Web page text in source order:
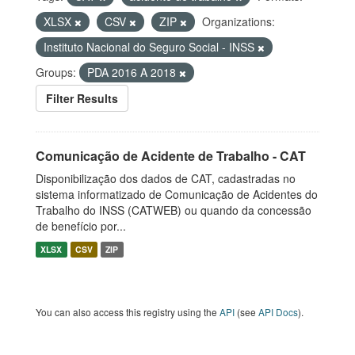
XLSX
CSV ZIP
Organizations:
Instituto Nacional do Seguro Social - INSS
Groups:
PDA 2016 A 2018
Filter Results
Comunicação de Acidente de Trabalho - CAT
Disponibilização dos dados de CAT, cadastradas no
sistema informatizado de Comunicação de Acidentes do
Trabalho do INSS (CATWEB) ou quando da concessão
de benefício por...
XLSX CSV ZIP
You can also access this registry using the API (see API Docs).